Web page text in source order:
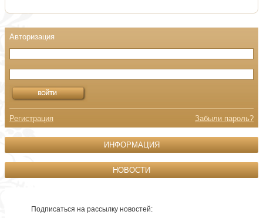
Регистрация Забыли пароль?
ИНФОРМАЦИЯ
НОВОСТИ
Подписаться на рассылку новостей: